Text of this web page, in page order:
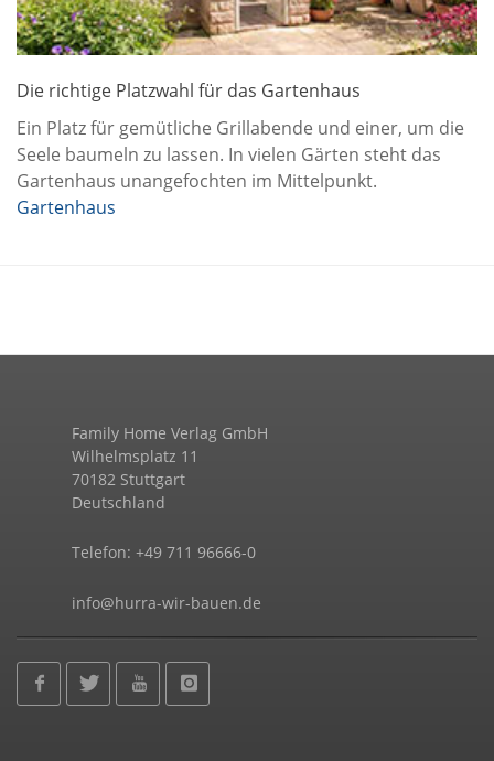
Die richtige Platzwahl für das Gartenhaus
Ein Platz für gemütliche Grillabende und einer, um die
Seele baumeln zu lassen. In vielen Gärten steht das
Gartenhaus unangefochten im Mittelpunkt.
Gartenhaus
Family Home Verlag GmbH
Wilhelmsplatz 11
70182 Stuttgart
Deutschland
Telefon: +49 711 96666-0
info@hurra-wir-bauen.de